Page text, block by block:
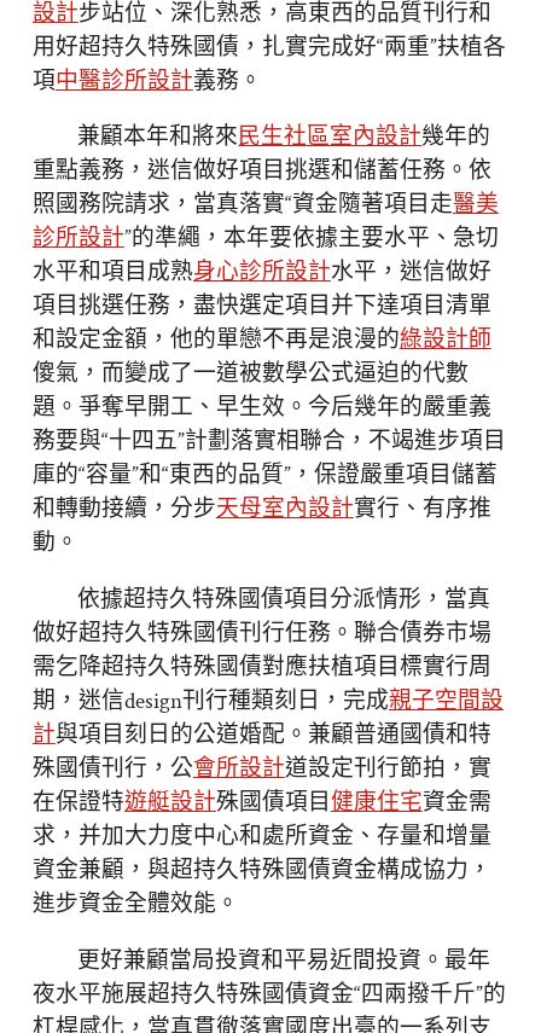
設計步站位、深化熟悉，高東西的品質刊行和
用好超持久特殊國債，扎實完成好“兩重”扶植各
項中醫診所設計義務。
兼顧本年和將來民生社區室內設計幾年的
重點義務，迷信做好項目挑選和儲蓄任務。依
照國務院請求，當真落實“資金隨著項目走醫美
診所設計”的準繩，本年要依據主要水平、急切
水平和項目成熟身心診所設計水平，迷信做好
項目挑選任務，盡快選定項目并下達項目清單
和設定金額，他的單戀不再是浪漫的綠設計師
傻氣，而變成了一道被數學公式逼迫的代數
題。爭奪早開工、早生效。今后幾年的嚴重義
務要與“十四五”計劃落實相聯合，不竭進步項目
庫的“容量”和“東西的品質”，保證嚴重項目儲蓄
和轉動接續，分步天母室內設計實行、有序推
動。
依據超持久特殊國債項目分派情形，當真
做好超持久特殊國債刊行任務。聯合債券市場
需乞降超持久特殊國債對應扶植項目標實行周
期，迷信design刊行種類刻日，完成親子空間設
計與項目刻日的公道婚配。兼顧普通國債和特
殊國債刊行，公會所設計道設定刊行節拍，實
在保證特遊艇設計殊國債項目健康住宅資金需
求，并加大力度中心和處所資金、存量和增量
資金兼顧，與超持久特殊國債資金構成協力，
進步資金全體效能。
更好兼顧當局投資和平易近間投資。最年
夜水平施展超持久特殊國債資金“四兩撥千斤”的